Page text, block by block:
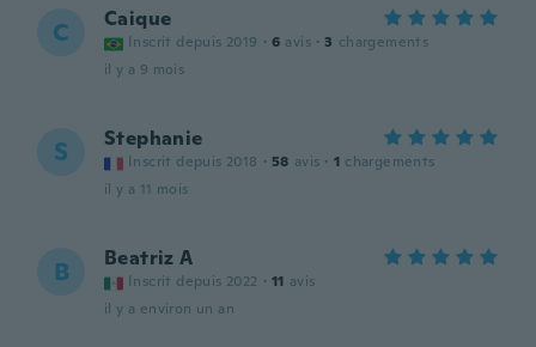
C Caique
Inscrit depuis 2019 · 6 avis · 3 chargements
il y a 9 mois
S Stephanie
Inscrit depuis 2018 · 58 avis · 1 chargements
il y a 11 mois
B Beatriz A
Inscrit depuis 2022 · 11 avis
il y a environ un an